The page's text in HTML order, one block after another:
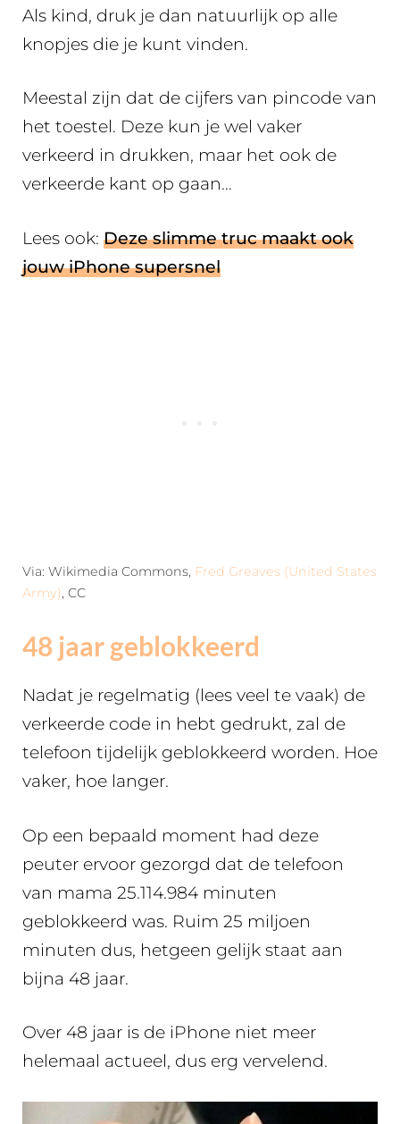
Als kind, druk je dan natuurlijk op alle
knopjes die je kunt vinden.
Meestal zijn dat de cijfers van pincode van
het toestel. Deze kun je wel vaker
verkeerd in drukken, maar het ook de
verkeerde kant op gaan…
Lees ook: Deze slimme truc maakt ook
jouw iPhone supersnel
Via: Wikimedia Commons, Fred Greaves (United States
Army) , CC
48 jaar geblokkeerd
Nadat je regelmatig (lees veel te vaak) de
verkeerde code in hebt gedrukt, zal de
telefoon tijdelijk geblokkeerd worden. Hoe
vaker, hoe langer.
Op een bepaald moment had deze
peuter ervoor gezorgd dat de telefoon
van mama 25.114.984 minuten
geblokkeerd was. Ruim 25 miljoen
minuten dus, hetgeen gelijk staat aan
bijna 48 jaar.
Over 48 jaar is de iPhone niet meer
helemaal actueel, dus erg vervelend.